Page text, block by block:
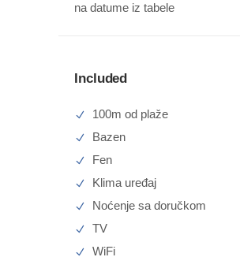
na datume iz tabele
Included
100m od plaže
Bazen
Fen
Klima uređaj
Noćenje sa doručkom
TV
WiFi